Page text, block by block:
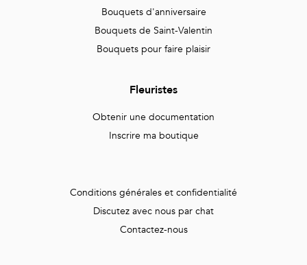
Bouquets d'anniversaire
Bouquets de Saint-Valentin
Bouquets pour faire plaisir
Fleuristes
Obtenir une documentation
Inscrire ma boutique
Conditions générales et confidentialité
Discutez avec nous par chat
Contactez-nous